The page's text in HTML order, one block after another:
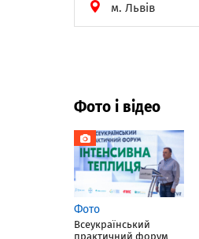
м. Львів
Фото і відео
Фото
Всеукраїнський
практичний форум